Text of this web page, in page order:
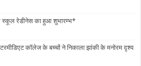
स्कूल रेडीनेस का हुआ शुभारम्भ*
कॉलेज के बच्चों ने निकाला झांकी के मनोरम दृश्य